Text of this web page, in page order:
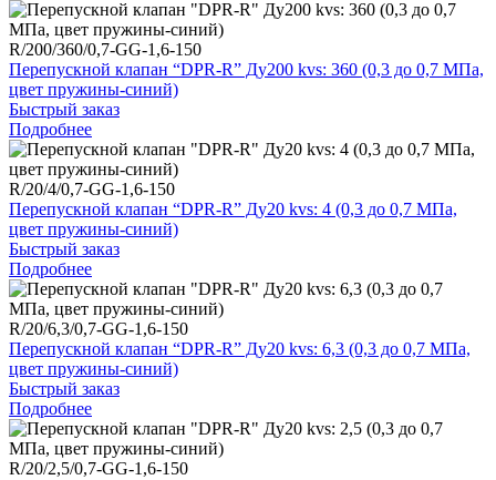
R/200/360/0,7-GG-1,6-150
Перепускной клапан “DPR-R” Ду200 kvs: 360 (0,3 до 0,7 МПа,
цвет пружины-синий)
Быстрый заказ
Подробнее
R/20/4/0,7-GG-1,6-150
Перепускной клапан “DPR-R” Ду20 kvs: 4 (0,3 до 0,7 МПа,
цвет пружины-синий)
Быстрый заказ
Подробнее
R/20/6,3/0,7-GG-1,6-150
Перепускной клапан “DPR-R” Ду20 kvs: 6,3 (0,3 до 0,7 МПа,
цвет пружины-синий)
Быстрый заказ
Подробнее
R/20/2,5/0,7-GG-1,6-150